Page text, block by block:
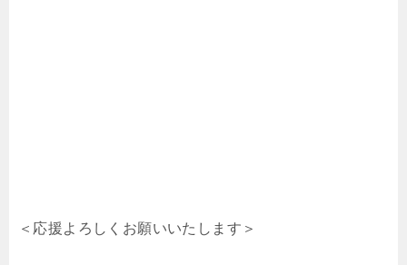
＜応援よろしくお願いいたします＞